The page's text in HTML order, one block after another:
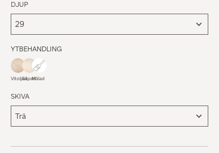
DJUP
YTBEHANDLING
VitoljadSåpadMålad
SKIVA